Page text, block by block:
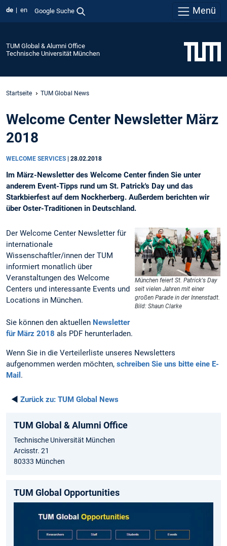
de en Google Suche Menü
TUM Global & Alumni Office
Technische Universität München
Startseite TUM Global News
Welcome Center Newsletter März
2018
WELCOME SERVICES 28.02.2018
Im März-Newsletter des Welcome Center finden Sie unter
anderem Event-Tipps rund um St. Patrick's Day und das
Starkbierfest auf dem Nockherberg. Außerdem berichten wir
über Oster-Traditionen in Deutschland.
München feiert St. Patrick's Day
seit vielen Jahren mit einer
großen Parade in der Innenstadt.
Bild: Shaun Clarke
Der Welcome Center Newsletter für
internationale
Wissenschaftler/innen der TUM
informiert monatlich über
Veranstaltungen des Welcome
Centers und interessante Events und
Locations in München.
Sie können den aktuellen Newsletter
für März 2018 als PDF herunterladen.
Wenn Sie in die Verteilerliste unseres Newsletters
aufgenommen werden möchten, schreiben Sie uns bitte eine E-
Mail .
◄ Zurück zu: TUM Global News
TUM Global & Alumni Office
Technische Universität München
Arcisstr. 21
80333 München
TUM Global Opportunities